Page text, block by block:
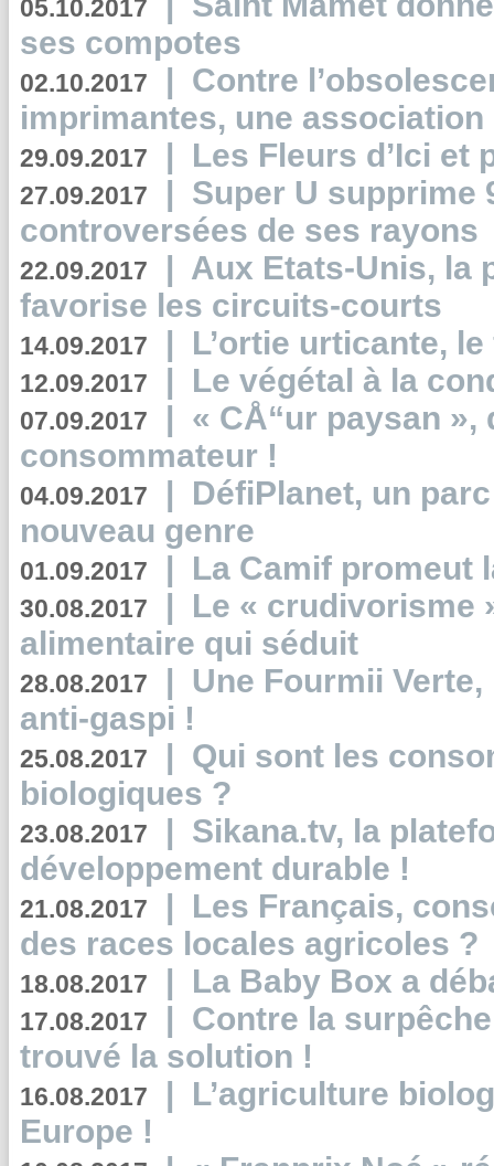
05.10.2017
ses compotes
02.10.2017 | Contre
imprimantes, une
29.09.2017 | Les Fleurs d’Ici et
27.09.2017 | Super U supprime
controversées de ses rayons
22.09.2017 | Aux Etats-Unis, la
favorise les circuits-courts
14.09.2017 | L’ortie urticante,
12.09.2017 | Le végétal à la
07.09.2017 | « CÅ“ur paysan
consommateur !
04.09.2017 | DéfiPlanet, un
nouveau genre
01.09.2017 | La Camif promeut
30.08.2017 | Le « crudivorisme
alimentaire qui séduit
28.08.2017 | Une Fourmii
anti-gaspi !
25.08.2017 | Qui sont les
biologiques ?
23.08.2017 | Sikana.tv, la
développement durable !
21.08.2017 | Les Français,
des races locales agricoles ?
18.08.2017 | La Baby Box a
17.08.2017 | Contre la
trouvé la solution !
16.08.2017 | L’agriculture
Europe !